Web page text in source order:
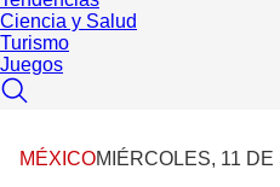
Ciencia y Salud
Turismo
Juegos
MÉXICOMIÉRCOLES, 11